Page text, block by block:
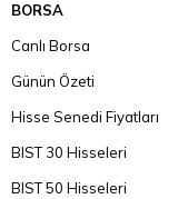
BORSA
Canlı Borsa
Günün Özeti
Hisse Senedi Fiyatları
BIST 30 Hisseleri
BIST 50 Hisseleri